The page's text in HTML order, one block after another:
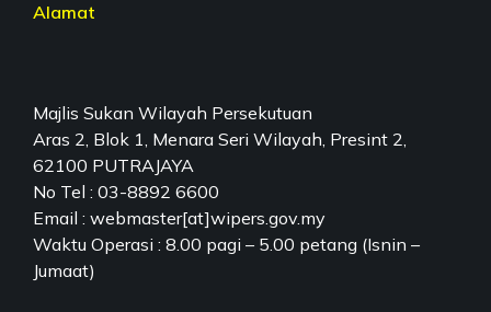
Alamat
Majlis Sukan Wilayah Persekutuan
Aras 2, Blok 1, Menara Seri Wilayah, Presint 2,
62100 PUTRAJAYA
No Tel : 03-8892 6600
Email : webmaster[at]wipers.gov.my
Waktu Operasi : 8.00 pagi – 5.00 petang (Isnin –
Jumaat)